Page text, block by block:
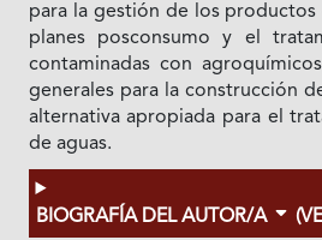
para la gestión de los
planes posconsumo y el
contaminadas con
generales para la construcción
alternativa apropiada para el
de aguas.
BIOGRAFÍA DEL AUTOR/A